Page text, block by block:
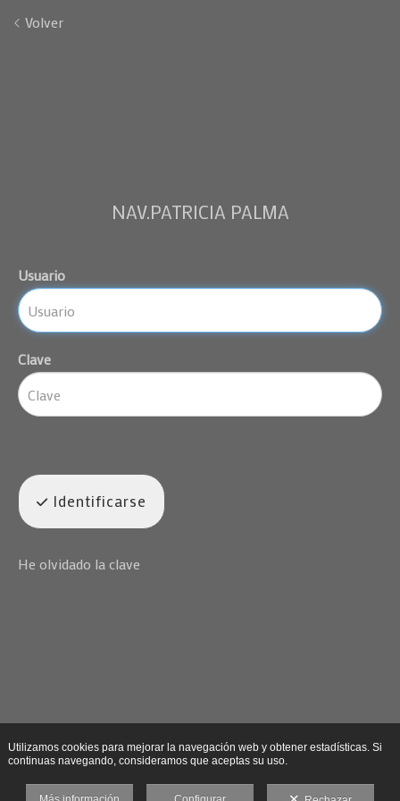
Volver
NAV.PATRICIA PALMA
Usuario
Clave
Identificarse
He olvidado la clave
Utilizamos cookies para mejorar la navegación web y obtener estadísticas. Si
continuas navegando, consideramos que aceptas su uso.